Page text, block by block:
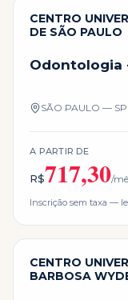
CENTRO
DE SÃO PAULO
Odontologia
SÃO PAULO — SP
A PARTIR DE
R$717,30/
Inscrição sem taxa —
CENTRO
BARBOSA